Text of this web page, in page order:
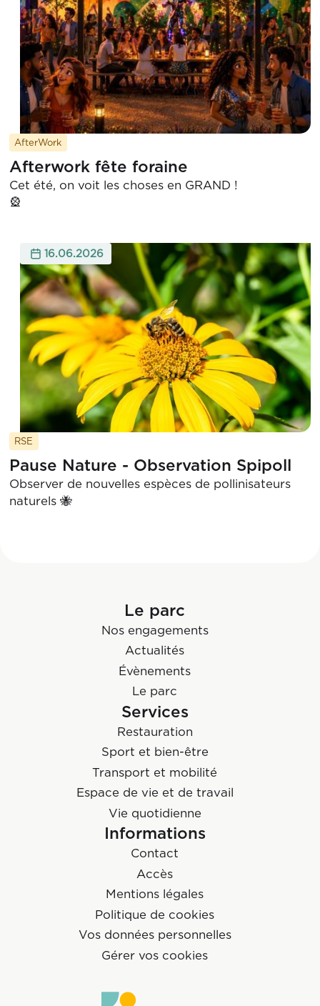
AfterWork
Afterwork fête foraine
Cet été, on voit les choses en GRAND !
16.06.2026
RSE
Pause Nature - Observation Spipoll
Observer de nouvelles espèces de pollinisateurs
naturels 🐝
Le parc
Nos engagements
Actualités
Évènements
Le parc
Services
Restauration
Sport et bien-être
Transport et mobilité
Espace de vie et de travail
Vie quotidienne
Informations
Contact
Accès
Mentions légales
Politique de cookies
Vos données personnelles
Gérer vos cookies